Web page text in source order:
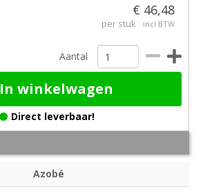
€ 46,48
per stuk incl BTW
Aantal
In winkelwagen
Direct leverbaar!
Azobé